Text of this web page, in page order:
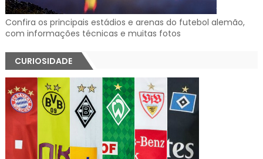
Confira os principais estádios e arenas do futebol alemão,
com informações técnicas e muitas fotos
CURIOSIDADE